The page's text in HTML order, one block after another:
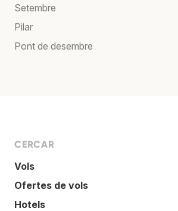
Setembre
Pilar
Pont de desembre
CERCAR
Vols
Ofertes de vols
Hotels